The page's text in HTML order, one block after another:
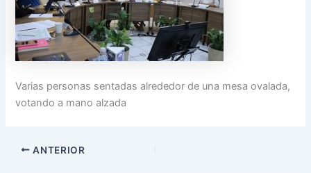
Varias personas sentadas alrededor de una mesa ovalada,
votando a mano alzada
ANTERIOR